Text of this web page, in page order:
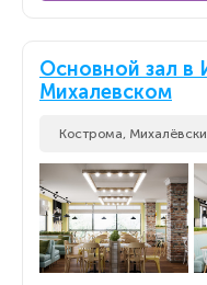
Основной зал в
Михалевском
Кострома,